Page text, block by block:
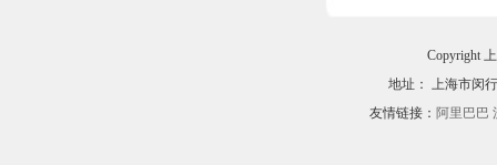
Copyright
地址： 上海市闵
友情链接： 阿里巴巴